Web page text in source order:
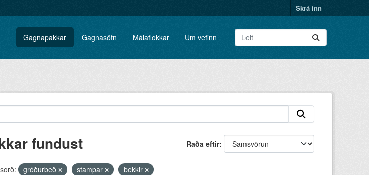
Skrá inn
Gagnapakkar Gagnasöfn Málaflokkar Um vefinn
Raða eftir
fundust
gróðurbeð stampar
bekkir